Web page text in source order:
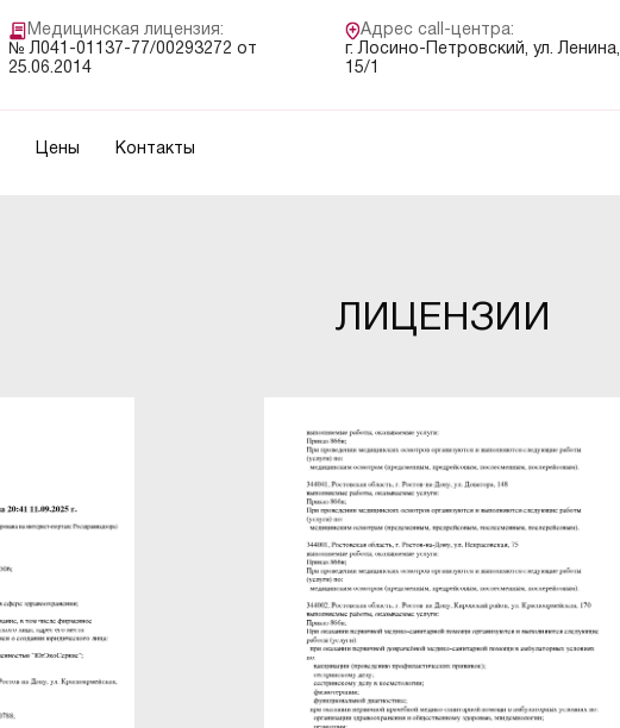
Медицинская лицензия:
№ Л041-01137-77/00293272 от
25.06.2014
Адрес call-центра:
г. Лосино-Петровский, ул. Ленина,
15/1
Цены Контакты
ЛИЦЕНЗИИ